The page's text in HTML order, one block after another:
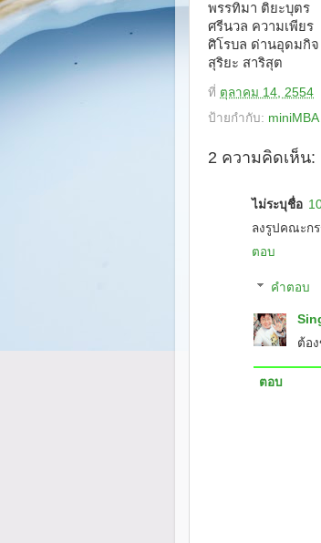
พรรทิมา ติยะบุตร
ศรีนวล ความเพียร
ศิโรบล ด่านอุดมกิจ
สุริยะ สาริสุต
ที่ ตุลาคม 14, 2554
ป้ายกำกับ: miniMBA
2 ความคิดเห็น:
ไม่ระบุชื่อ
ลงรูปคณะก
ตอบ
คำตอบ
ต้อ
ตอบ